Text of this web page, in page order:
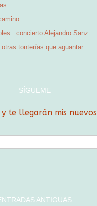
: concierto Alejandro Sanz
tonterías que aguantar
SÍGUEME
te llegarán mis nuevos
ANTIGUAS